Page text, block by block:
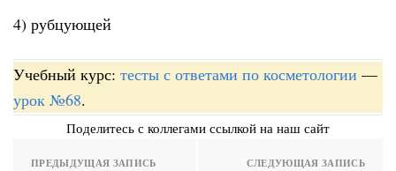
4) рубцующей
Учебный курс: тесты с ответами по косметологии —
урок №68.
Поделитесь с коллегами ссылкой на наш сайт
ПРЕДЫДУЩАЯ ЗАПИСЬ СЛЕДУЮЩАЯ ЗАПИСЬ